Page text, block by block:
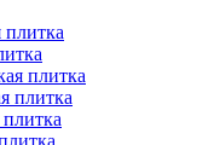
плитка
плитка
плитка